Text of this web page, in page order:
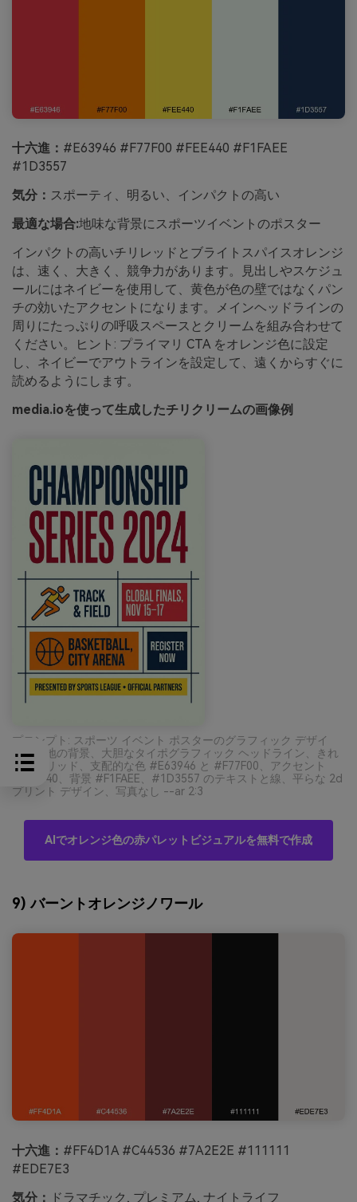
十六進： #E63946 #F77F00 #FEE440 #F1FAEE
#1D3557
気分： スポーティ、明るい、インパクトの高い
最適な場合:地味な背景にスポーツイベントのポスター
インパクトの高いチリレッドとブライトスパイスオレンジ
は、速く、大きく、競争力があります。見出しやスケジュ
ールにはネイビーを使用して、黄色が色の壁ではなくパン
チの効いたアクセントになります。メインヘッドラインの
周りにたっぷりの呼吸スペースとクリームを組み合わせて
ください。ヒント: プライマリ CTA をオレンジ色に設定
し、ネイビーでアウトラインを設定して、遠くからすぐに
読めるようにします。
media.ioを使って生成したチリクリームの画像例
プロンプト: スポーツ イベント ポスターのグラフィック デザイ
ン、無地の背景、大胆なタイポグラフィック ヘッドライン、きれ
いなグリッド、支配的な色 #E63946 と #F77F00、アクセント
#FEE440、背景 #F1FAEE、#1D3557 のテキストと線、平らな 2d
プリント デザイン、写真なし --ar 2:3
AIでオレンジ色の赤パレットビジュアルを無料で作成
9) バーントオレンジノワール
十六進： #FF4D1A #C44536 #7A2E2E #111111
#EDE7E3
気分：
ドラマチック, プレミアム, ナイトライフ